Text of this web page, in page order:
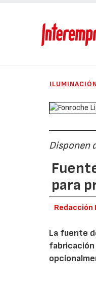
ILUMINACIÓN
Disponen
para
Redacción
La fuente
fabricación